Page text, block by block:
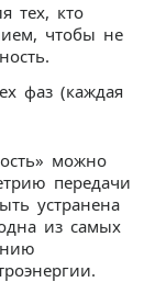
тех, кто
чтобы не
можно
передачи
устранена
из самых